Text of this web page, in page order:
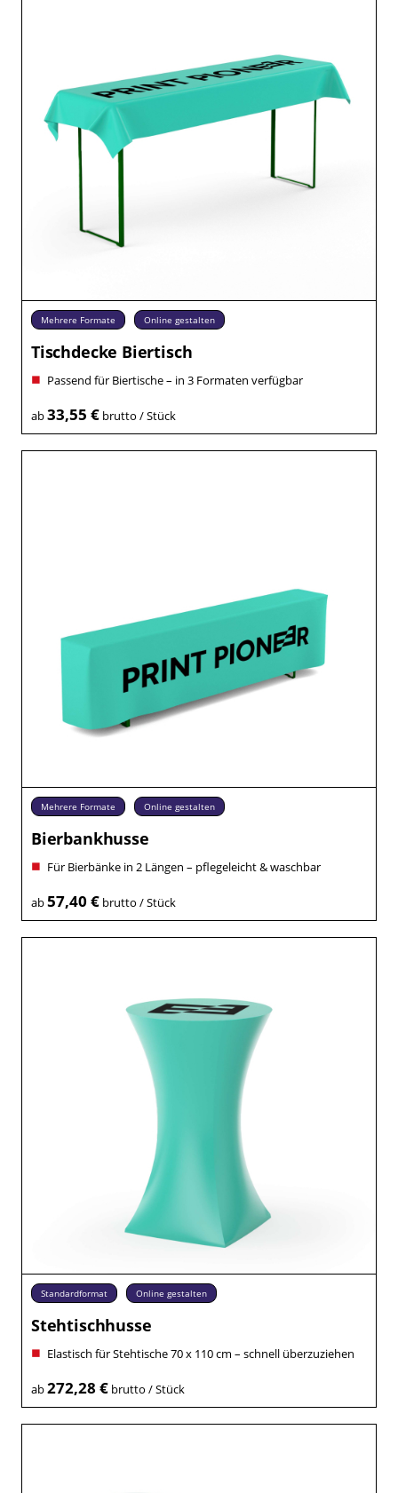
Mehrere Formate Online gestalten
Tischdecke Biertisch
Passend für Biertische – in 3 Formaten verfügbar
ab33,55 €brutto / Stück
Mehrere Formate Online gestalten
Bierbankhusse
Für Bierbänke in 2 Längen – pflegeleicht & waschbar
ab57,40 €brutto / Stück
Standardformat Online gestalten
Stehtischhusse
Elastisch für Stehtische 70 x 110 cm – schnell überzuziehen
ab272,28 €brutto / Stück